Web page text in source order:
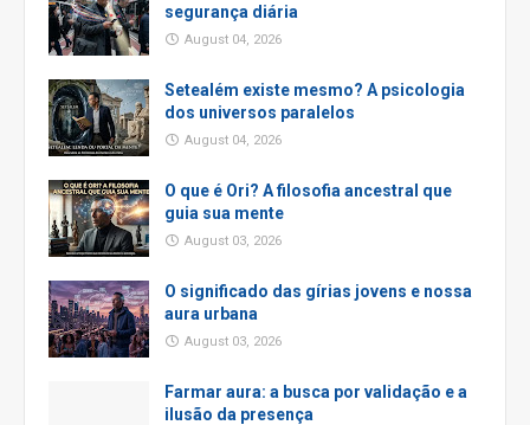
segurança diária
August 04, 2026
Setealém existe mesmo? A psicologia
dos universos paralelos
August 04, 2026
O que é Ori? A filosofia ancestral que
guia sua mente
August 03, 2026
O significado das gírias jovens e nossa
aura urbana
August 03, 2026
Farmar aura: a busca por validação e a
ilusão da presença